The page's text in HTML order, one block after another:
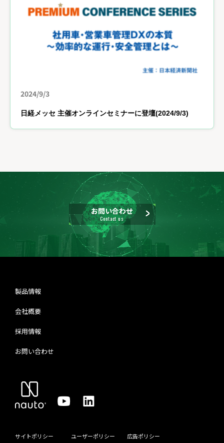
2024/9/3
日経メッセ 主催オンラインセミナーに登壇(2024/9/3)
お問い合わせ
Contact us
製品情報
会社概要
採用情報
お問い合わせ
サイトポリシー ユーザーポリシー 広告ポリシー